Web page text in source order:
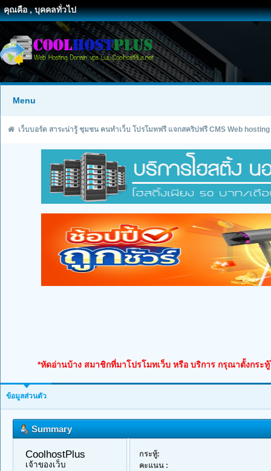
คุณคือ , บุคคลทั่วไป
Menu
เว็บบอร์ด สาระน่ารู้ ชุมชน คนทำเว็บ โปรโมทฟรี แจกสคริปฟรี CMS Web hosting
*หัดอ่านบ้าง สมาชิกที่มาโปรโมทเว็บ หรือ บริการ กรุณาตั้งกระ
ข้อมูลส่วนตัว
Summary
CoolhostPlus
เจ้าของเว็บ
กระทู้:
คะแนน :